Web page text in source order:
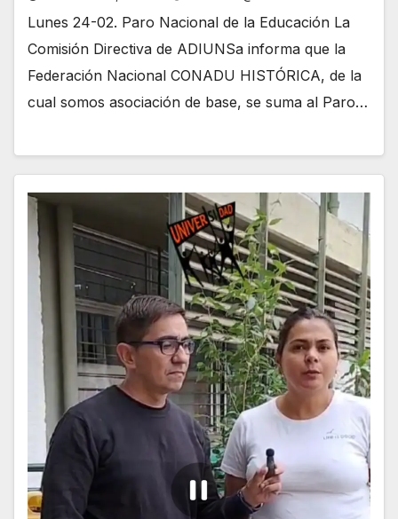
Lunes 24-02. Paro Nacional de la Educación La
Comisión Directiva de ADIUNSa informa que la
Federación Nacional CONADU HISTÓRICA, de la
cual somos asociación de base, se suma al Paro…